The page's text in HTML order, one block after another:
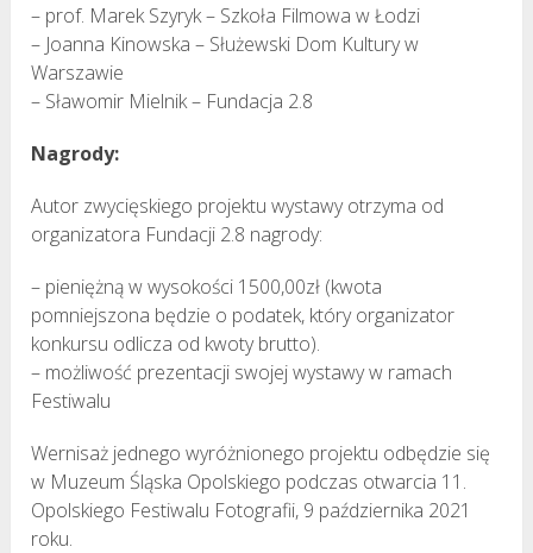
– prof. Marek Szyryk – Szkoła Filmowa w Łodzi
– Joanna Kinowska – Służewski Dom Kultury w
Warszawie
– Sławomir Mielnik – Fundacja 2.8
Nagrody:
Autor zwycięskiego projektu wystawy otrzyma od
organizatora Fundacji 2.8 nagrody:
– pieniężną w wysokości 1500,00zł (kwota
pomniejszona będzie o podatek, który organizator
konkursu odlicza od kwoty brutto).
– możliwość prezentacji swojej wystawy w ramach
Festiwalu
Wernisaż jednego wyróżnionego projektu odbędzie się
w Muzeum Śląska Opolskiego podczas otwarcia 11.
Opolskiego Festiwalu Fotografii, 9 października 2021
roku.